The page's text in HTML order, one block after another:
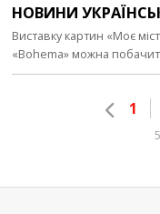
НОВИНИ
Виставку картин «Моє
«Bohema» можна
1